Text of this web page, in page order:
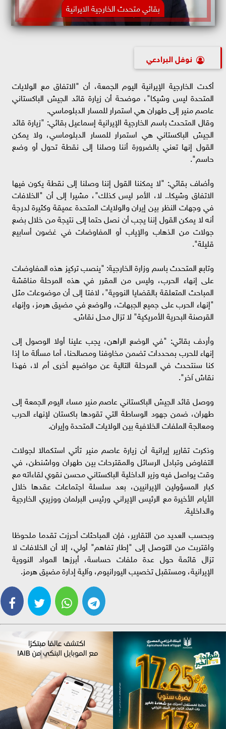
بقائي متحدث الخارجية الايرانية
نوفل البرادعي
أكدت الخارجية الإيرانية اليوم الجمعة، أن "الاتفاق مع الولايات
المتحدة ليس وشيكا"، موضحة أن زيارة قائد الجيش الباكستاني
عاصم منير إلى طهران هي استمرار للمسار الدبلوماسي.
وقال المتحدث باسم الخارجية الإيرانية إسماعيل بقائي: "زيارة قائد
الجيش الباكستاني هي استمرار للمسار الدبلوماسي، ولا يمكن
القول إنها تعني بالضرورة أننا وصلنا إلى نقطة تحول أو وضع
حاسم".
وأضاف بقائي: "لا يمكننا القول إننا وصلنا إلى نقطة يكون فيها
الاتفاق وشيكا.. لا، الأمر ليس كذلك"، مشيرا إلى أن "الخلافات
في وجهات النظر بين إيران والولايات المتحدة عميقة وكثيرة لدرجة
أنه لا يمكن القول إننا يجب أن نصل حتما إلى نتيجة من خلال بضع
جولات من الذهاب والإياب أو المفاوضات في غضون أسابيع
قليلة".
وتابع المتحدث باسم وزارة الخارجية: "ينصب تركيز هذه المفاوضات
على إنهاء الحرب، وليس من المقرر في هذه المرحلة مناقشة
المباحث المتعلقة بالقضايا النووية"، لافتا إلى أن موضوعات مثل
"إنهاء الحرب على جميع الجبهات، والوضع في مضيق هرمز، وإنهاء
القرصنة البحرية الأمريكية" لا تزال محل نقاش.
وأردف بقائي: "في الوضع الراهن، يجب علينا أولا الوصول إلى
إنهاء للحرب بمحددات تضمن مخاوفنا ومصالحنا، أما مسألة ما إذا
كنا سنتحدث في المرحلة التالية عن مواضيع أخرى أم لا، فهذا
نقاش آخر".
ووصل قائد الجيش الباكستاني عاصم منير مساء اليوم الجمعة إلى
طهران، ضمن جهود الوساطة التي تقودها باكستان لإنهاء الحرب
ومعالجة الملفات الخلافية بين الولايات المتحدة وإيران.
وذكرت تقارير إيرانية أن زيارة عاصم منير تأتي استكمالا لجولات
التفاوض وتبادل الرسائل والمقترحات بين طهران وواشنطن، في
وقت يواصل فيه وزير الداخلية الباكستاني محسن نقوي لقاءاته مع
كبار المسؤولين الإيرانيين، بعد سلسلة اجتماعات عقدها خلال
الأيام الأخيرة مع الرئيس الإيراني ورئيس البرلمان ووزيري الخارجية
والداخلية.
وبحسب العديد من التقارير، فإن المباحثات أحرزت تقدما ملحوظا
واقتربت من التوصل إلى "إطار تفاهم" أولي، إلا أن الخلافات لا
تزال قائمة حول عدة ملفات حساسة، أبرزها المواد النووية
الإيرانية، ومستقبل تخصيب اليورانيوم، وآلية إدارة مضيق هرمز.